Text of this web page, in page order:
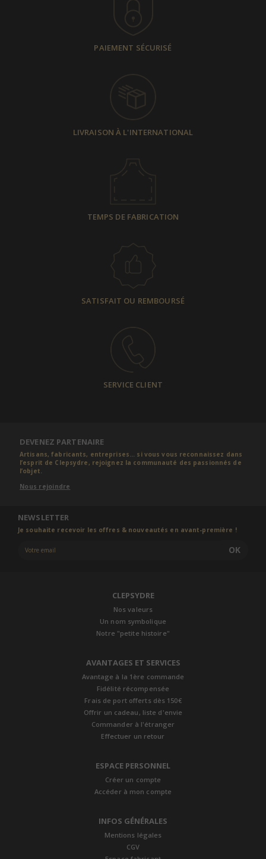
PAIEMENT SÉCURISÉ
LIVRAISON À L'INTERNATIONAL
TEMPS DE FABRICATION
SATISFAIT OU REMBOURSÉ
SERVICE CLIENT
DEVENEZ PARTENAIRE
Artisans, fabricants, entreprises... si vous vous reconnaissez dans
l’esprit de Clepsydre, rejoignez la communauté des passionnés de
l’objet.
Nous rejoindre
NEWSLETTER
Je souhaite recevoir les offres & nouveautés en avant-première !
OK
CLEPSYDRE
Nos valeurs
Un nom symbolique
Notre "petite histoire"
AVANTAGES ET SERVICES
Avantage à la 1ère commande
Fidélité récompensée
Frais de port offerts dès 150€
Offrir un cadeau, liste d'envie
Commander à l'étranger
Effectuer un retour
ESPACE PERSONNEL
Créer un compte
Accéder à mon compte
INFOS GÉNÉRALES
Mentions légales
CGV